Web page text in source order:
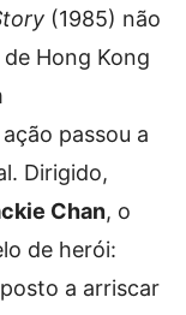
(1985) não
Hong Kong
passou a
Dirigido,
Chan, o
de herói:
a arriscar